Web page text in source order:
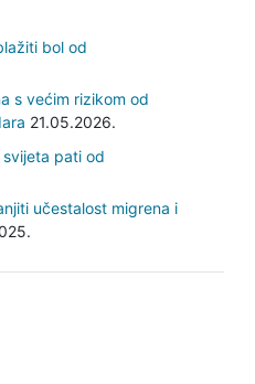
bol od
s većim rizikom od
21.05.2026.
pati od
učestalost migrena i